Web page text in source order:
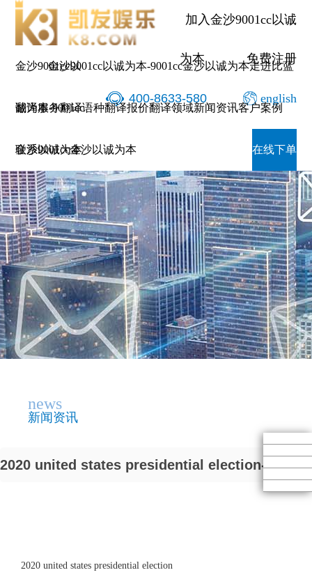
加入金沙9001cc以诚
为本 免费注册
400-8633-580 english
金沙9001cc以
诚为本-9001cc
金沙以诚为本
金沙9001cc以诚为本-9001cc金沙以诚为本走进比蓝
翻译服务翻译语种翻译报价翻译领域新闻资讯客户案例
联系9001cc金沙以诚为本 在线下单
news
新闻资讯
2020 united states presidential election-金沙
2020 united states presidential election